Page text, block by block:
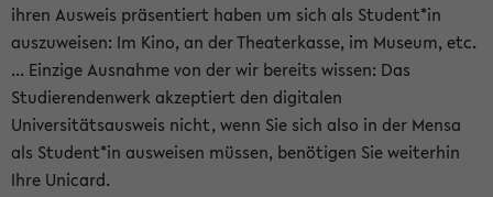
ihren Ausweis präsentiert haben um sich als Student*in
auszuweisen: Im Kino, an der Theaterkasse, im Museum, etc.
... Einzige Ausnahme von der wir bereits wissen: Das
Studierendenwerk akzeptiert den digitalen
Universitätsausweis nicht, wenn Sie sich also in der Mensa
als Student*in ausweisen müssen, benötigen Sie weiterhin
Ihre Unicard.